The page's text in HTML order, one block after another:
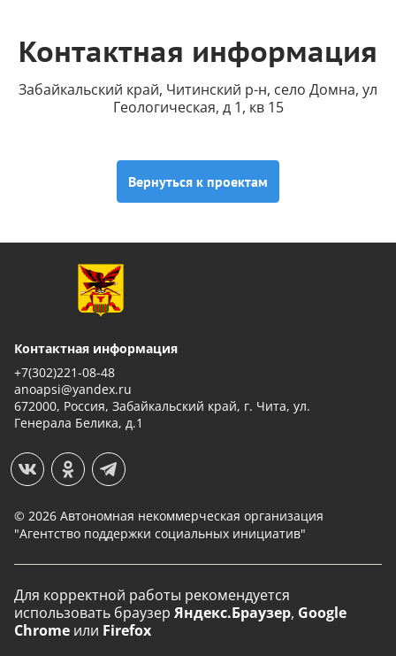
Контактная информация
Забайкальский край, Читинский р-н, село Домна, ул
Геологическая, д 1, кв 15
Вернуться к проектам
Контактная информация
+7(302)221-08-48
anoapsi@yandex.ru
672000, Россия, Забайкальский край, г. Чита, ул.
Генерала Белика, д.1
© 2026 Автономная некоммерческая организация
"Агентство поддержки социальных инициатив"
Для корректной работы рекомендуется
использовать браузер Яндекс.Браузер, Google
Chrome или Firefox